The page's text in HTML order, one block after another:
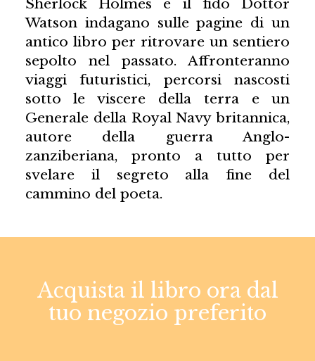
Watson indagano sulle pagine di un
antico libro per ritrovare un sentiero
sepolto nel passato. Affronteranno
viaggi futuristici, percorsi nascosti
sotto le viscere della terra e un
Generale della Royal Navy britannica,
autore della guerra Anglo-
zanziberiana, pronto a tutto per
svelare il segreto alla fine del
cammino del poeta.
Acquista il libro ora dal
tuo negozio preferito